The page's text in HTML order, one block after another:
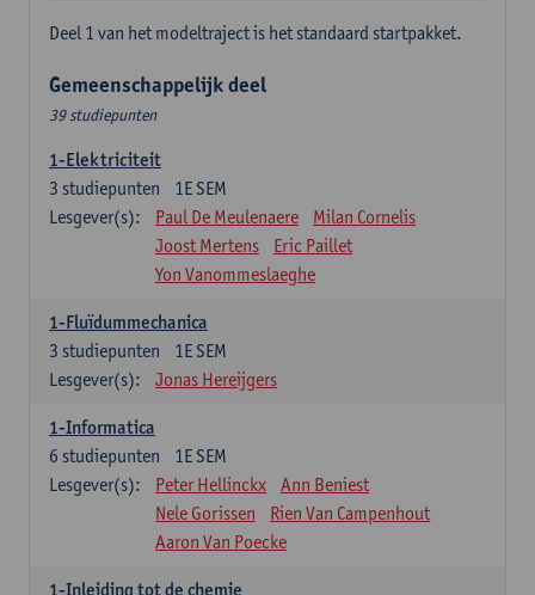
Deel 1 van het modeltraject is het standaard startpakket.
Gemeenschappelijk deel
39 studiepunten
1-Elektriciteit
1E SEM
3 studiepunten
Lesgever(s):
Paul De Meulenaere
Milan Cornelis
Joost Mertens
Eric Paillet
Yon Vanommeslaeghe
1-Fluïdummechanica
1E SEM
3 studiepunten
Lesgever(s):
Jonas Hereijgers
1-Informatica
1E SEM
6 studiepunten
Lesgever(s):
Peter Hellinckx
Ann Beniest
Nele Gorissen
Rien Van Campenhout
Aaron Van Poecke
1-Inleiding tot de chemie